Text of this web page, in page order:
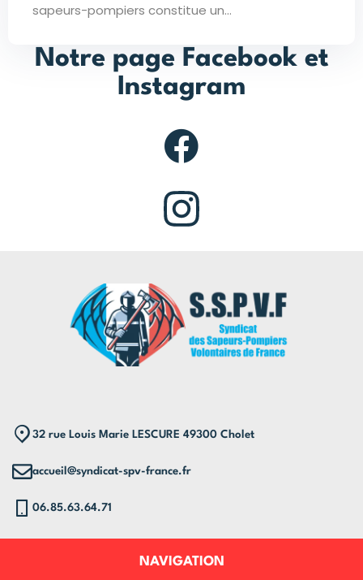
sapeurs-pompiers constitue un...
Notre page Facebook et
Instagram
32 rue Louis Marie LESCURE 49300 Cholet
accueil@syndicat-spv-france.fr
06.85.63.64.71
NAVIGATION